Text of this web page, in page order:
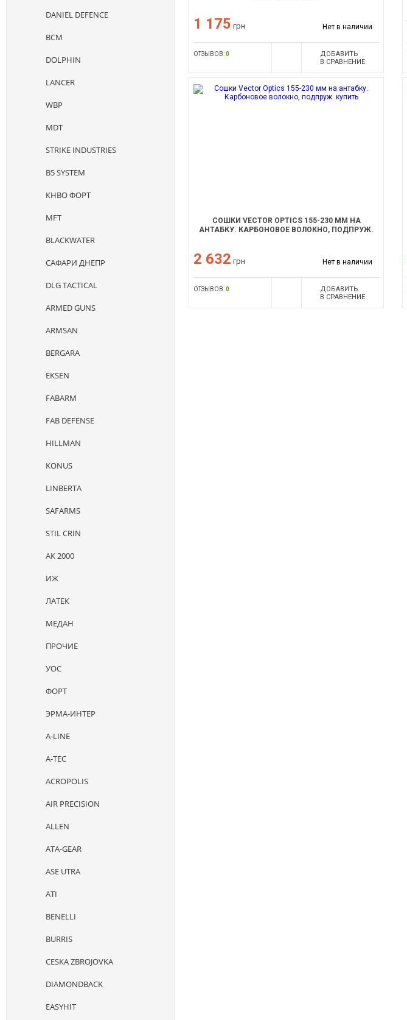
DANIEL DEFENCE
BCM
DOLPHIN
LANCER
WBP
MDT
STRIKE INDUSTRIES
B5 SYSTEM
КНВО ФОРТ
MFT
BLACKWATER
САФАРИ ДНЕПР
DLG TACTICAL
ARMED GUNS
ARMSAN
BERGARA
EKSEN
FABARM
FAB DEFENSE
HILLMAN
KONUS
LINBERTA
SAFARMS
STIL CRIN
АК 2000
ИЖ
ЛАТЕК
МЕДАН
ПРОЧИЕ
УОС
ФОРТ
ЭРМА-ИНТЕР
A-LINE
A-TEC
ACROPOLIS
AIR PRECISION
ALLEN
ATA-GEAR
ASE UTRA
ATI
BENELLI
BURRIS
CESKA ZBROJOVKA
DIAMONDBACK
EASYHIT
1 175 грн Нет в наличии
ОТЗЫВОВ:0
ДОБАВИТЬ
В СРАВНЕНИЕ
СОШКИ VECTOR OPTICS 155-230 ММ НА
АНТАБКУ. КАРБОНОВОЕ ВОЛОКНО, ПОДПРУЖ.
2 632 грн Нет в наличии
ОТЗЫВОВ:0
ДОБАВИТЬ
В СРАВНЕНИЕ